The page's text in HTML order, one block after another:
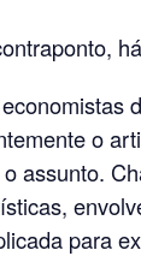
o
assunto.
para